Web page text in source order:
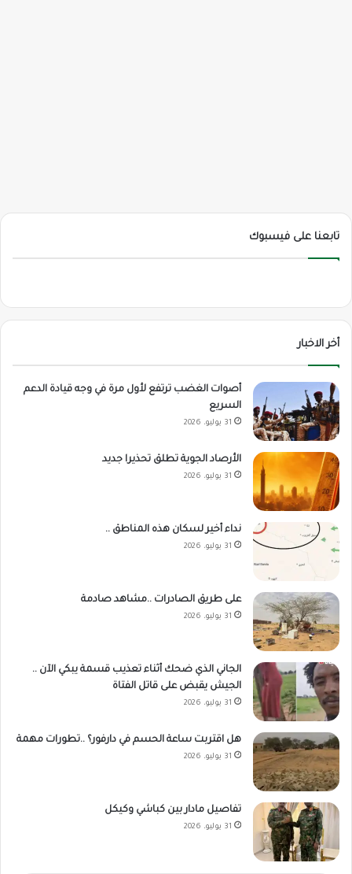
تابعنا على فيسبوك
أخر الاخبار
أصوات الغضب ترتفع لأول مرة في وجه قيادة الدعم
السريع
31 يوليو، 2026
الأرصاد الجوية تطلق تحذيرا جديد
31 يوليو، 2026
نداء أخير لسكان هذه المناطق ..
31 يوليو، 2026
على طريق الصادرات ..مشاهد صادمة
31 يوليو، 2026
الجاني الذي ضحك أثناء تعذيب قسمة يبكي الآن ..
الجيش يقبض على قاتل الفتاة
31 يوليو، 2026
هل اقتربت ساعة الحسم في دارفور؟ ..تطورات مهمة
31 يوليو، 2026
تفاصيل مادار بين كباشي وكيكل
31 يوليو، 2026